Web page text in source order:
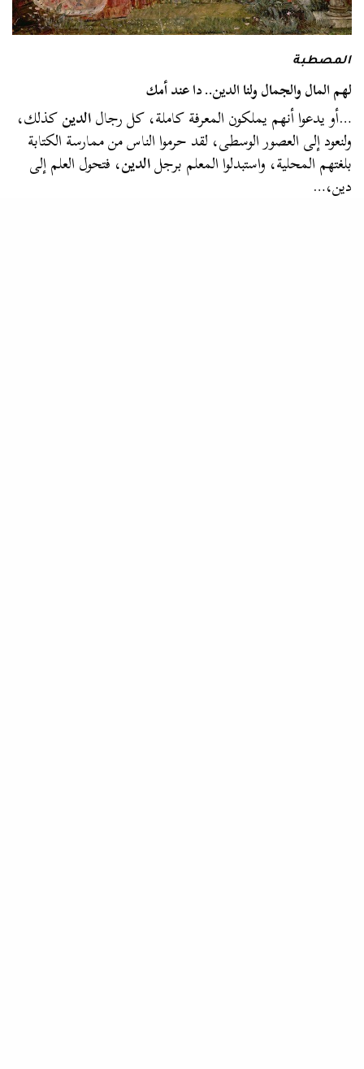
المصطبة
لهم المال والجمال ولنا الدين.. دا عند أمك
…أو يدعوا أنهم يملكون المعرفة كاملة، كل رجالالدينكذلك،
ولنعود إلى العصور الوسطى، لقد حرموا الناس من ممارسة الكتابة
بلغتهم المحلية، واستبدلوا المعلم برجلالدين، فتحول العلم إلى
دين،…